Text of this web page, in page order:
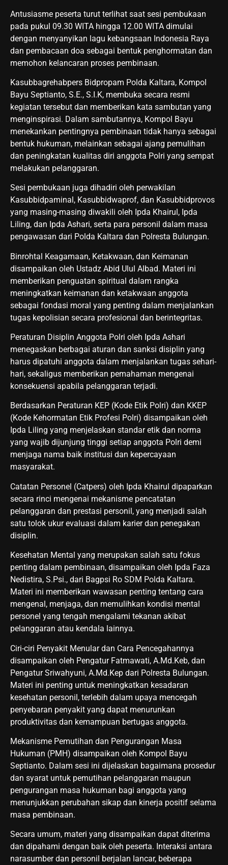
Antusiasme peserta turut terlihat saat sesi pembukaan
pada pukul 09.30 WITA hingga 12.00 WITA dimulai
dengan menyanyikan lagu kebangsaan Indonesia Raya
dan pembacaan doa sebagai bentuk penghormatan dan
memohon kelancaran proses pembinaan.
Kasubbagrehabpers Bidpropam Polda Kaltara, Kompol
Bayu Septianto, S.E., S.I.K, membuka secara resmi
kegiatan tersebut dan memberikan kata sambutan yang
menginspirasi. Dalam sambutannya, Kompol Bayu
menekankan pentingnya pembinaan tidak hanya sebagai
bentuk hukuman, melainkan sebagai ajang pemulihan
dan peningkatan kualitas diri anggota Polri yang sempat
melakukan pelanggaran.
Sesi pembukaan juga dihadiri oleh perwakilan
Kasubbidpaminal, Kasubbidwaprof, dan Kasubbidprovos
yang masing-masing diwakili oleh Ipda Khairul, Ipda
Liling, dan Ipda Ashari, serta para personil dalam masa
pengawasan dari Polda Kaltara dan Polresta Bulungan.
Binrohtal Keagamaan, Ketakwaan, dan Keimanan
disampaikan oleh Ustadz Abid Ulul Albad. Materi ini
memberikan penguatan spiritual dalam rangka
meningkatkan keimanan dan ketakwaan anggota
sebagai fondasi moral yang penting dalam menjalankan
tugas kepolisian secara profesional dan berintegritas.
Peraturan Disiplin Anggota Polri oleh Ipda Ashari
menegaskan berbagai aturan dan sanksi disiplin yang
harus dipatuhi anggota dalam menjalankan tugas sehari-
hari, sekaligus memberikan pemahaman mengenai
konsekuensi apabila pelanggaran terjadi.
Berdasarkan Peraturan KEP (Kode Etik Polri) dan KKEP
(Kode Kehormatan Etik Profesi Polri) disampaikan oleh
Ipda Liling yang menjelaskan standar etik dan norma
yang wajib dijunjung tinggi setiap anggota Polri demi
menjaga nama baik institusi dan kepercayaan
masyarakat.
Catatan Personel (Catpers) oleh Ipda Khairul dipaparkan
secara rinci mengenai mekanisme pencatatan
pelanggaran dan prestasi personil, yang menjadi salah
satu tolok ukur evaluasi dalam karier dan penegakan
disiplin.
Kesehatan Mental yang merupakan salah satu fokus
penting dalam pembinaan, disampaikan oleh Ipda Faza
Nedistira, S.Psi., dari Bagpsi Ro SDM Polda Kaltara.
Materi ini memberikan wawasan penting tentang cara
mengenal, menjaga, dan memulihkan kondisi mental
personel yang tengah mengalami tekanan akibat
pelanggaran atau kendala lainnya.
Ciri-ciri Penyakit Menular dan Cara Pencegahannya
disampaikan oleh Pengatur Fatmawati, A.Md.Keb, dan
Pengatur Sriwahyuni, A.Md.Kep dari Polresta Bulungan.
Materi ini penting untuk meningkatkan kesadaran
kesehatan personil, terlebih dalam upaya mencegah
penyebaran penyakit yang dapat menurunkan
produktivitas dan kemampuan bertugas anggota.
Mekanisme Pemutihan dan Pengurangan Masa
Hukuman (PMH) disampaikan oleh Kompol Bayu
Septianto. Dalam sesi ini dijelaskan bagaimana prosedur
dan syarat untuk pemutihan pelanggaran maupun
pengurangan masa hukuman bagi anggota yang
menunjukkan perubahan sikap dan kinerja positif selama
masa pembinaan.
Secara umum, materi yang disampaikan dapat diterima
dan dipahami dengan baik oleh peserta. Interaksi antara
narasumber dan personil berjalan lancar, beberapa